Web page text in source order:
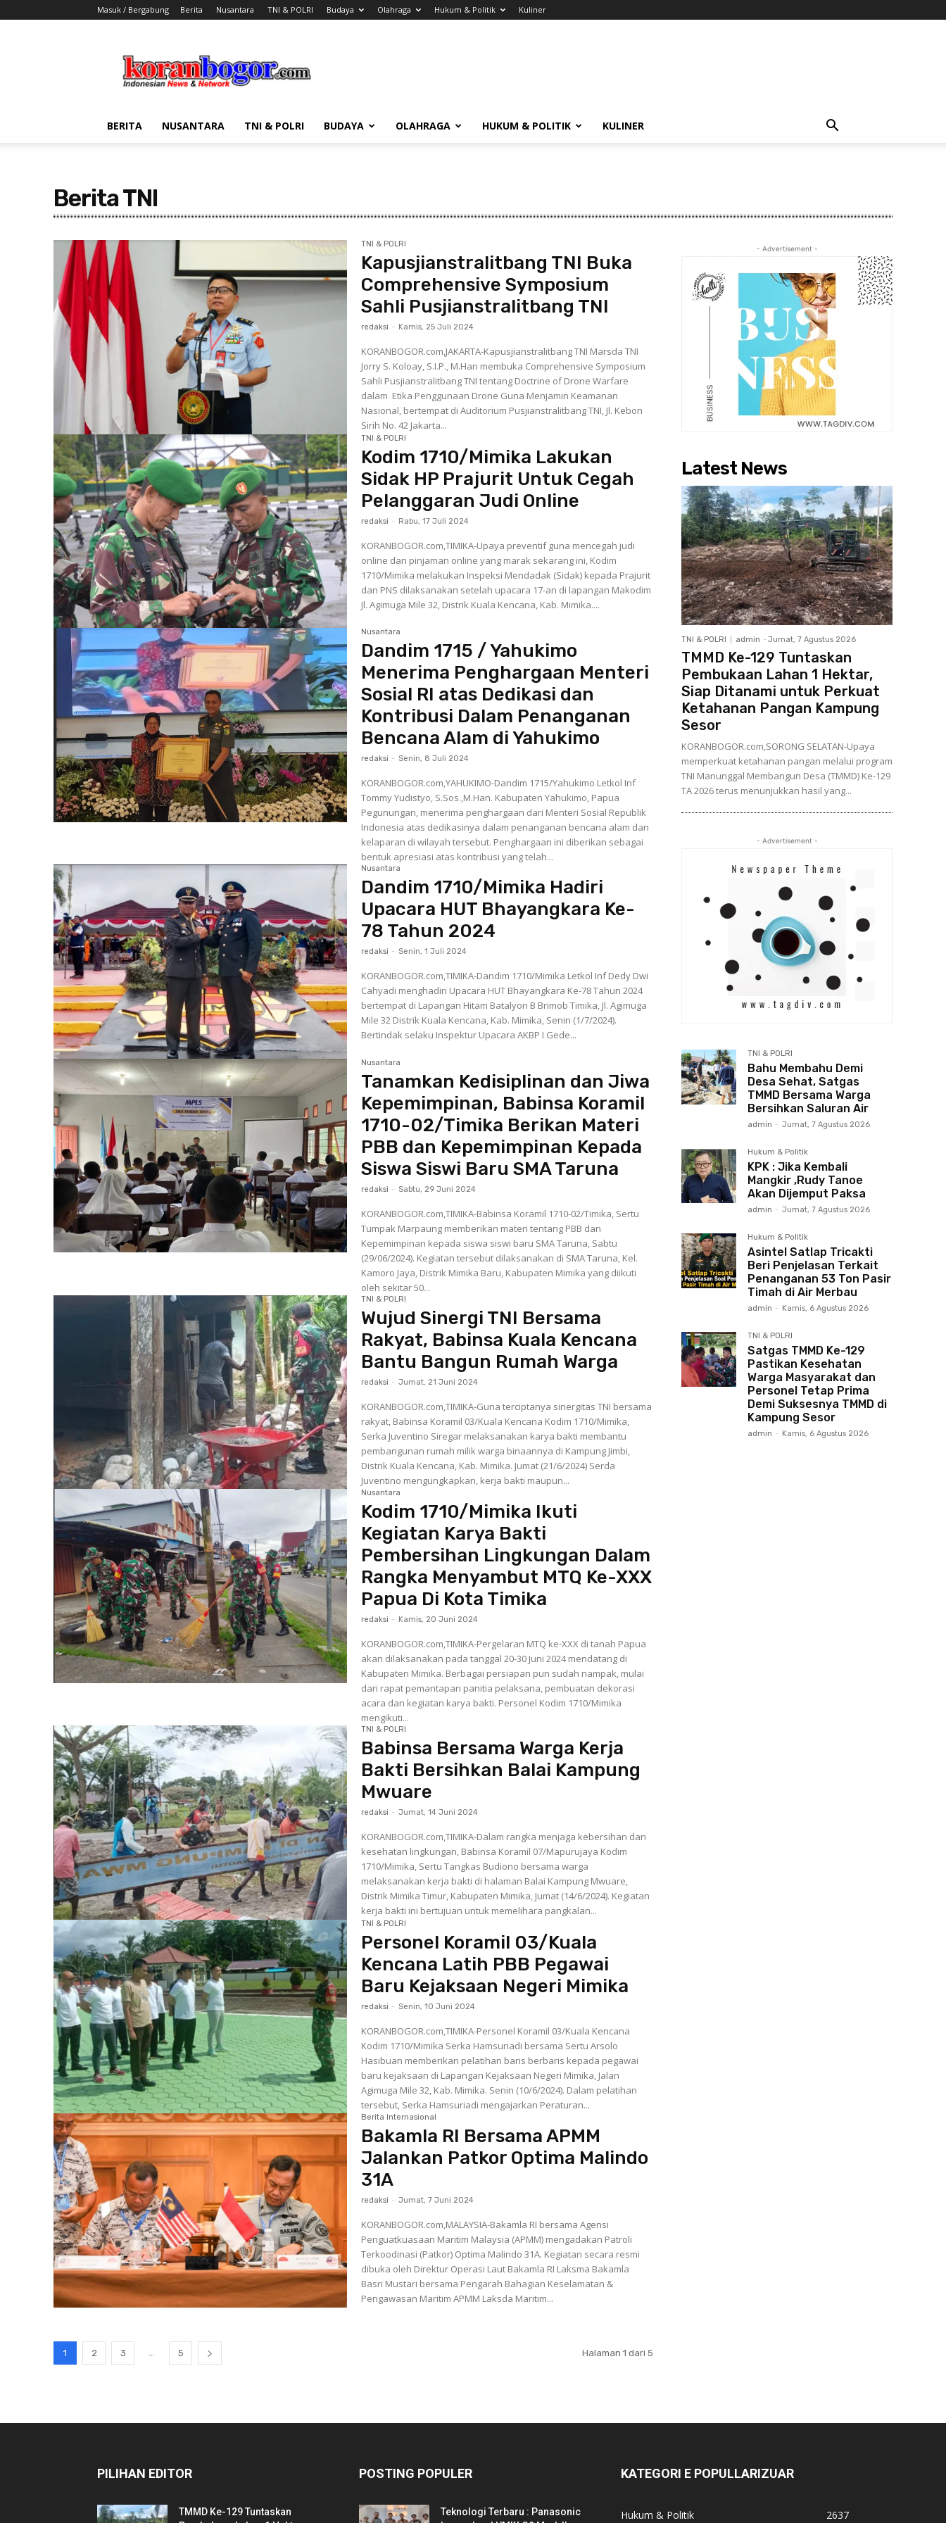
Masuk / Bergabung Berita Nusantara TNI & POLRI Budaya Olahraga Hukum & Politik Kuliner
Bogor
BERITA NUSANTARA TNI & POLRI BUDAYA OLAHRAGA HUKUM & POLITIK KULINER
Berita TNI
TNI & POLRI
Kapusjianstralitbang TNI Buka
Comprehensive Symposium
Sahli Pusjianstralitbang TNI
redaksi - Kamis, 25 Juli 2024
KORANBOGOR.com,JAKARTA-Kapusjianstralitbang TNI Marsda TNI
Jorry S. Koloay, S.I.P., M.Han membuka Comprehensive Symposium
Sahli Pusjianstralitbang TNI tentang Doctrine of Drone Warfare
dalam Etika Penggunaan Drone Guna Menjamin Keamanan
Nasional, bertempat di Auditorium Pusjianstralitbang TNI, Jl. Kebon
Sirih No. 42 Jakarta...
TNI & POLRI
Kodim 1710/Mimika Lakukan
Sidak HP Prajurit Untuk Cegah
Pelanggaran Judi Online
redaksi - Rabu, 17 Juli 2024
KORANBOGOR.com,TIMIKA-Upaya preventif guna mencegah judi
online dan pinjaman online yang marak sekarang ini, Kodim
1710/Mimika melakukan Inspeksi Mendadak (Sidak) kepada Prajurit
dan PNS dilaksanakan setelah upacara 17-an di lapangan Makodim
Jl. Agimuga Mile 32, Distrik Kuala Kencana, Kab. Mimika....
Nusantara
Dandim 1715 / Yahukimo
Menerima Penghargaan Menteri
Sosial RI atas Dedikasi dan
Kontribusi Dalam Penanganan
Bencana Alam di Yahukimo
redaksi - Senin, 8 Juli 2024
KORANBOGOR.com,YAHUKIMO-Dandim 1715/Yahukimo Letkol Inf
Tommy Yudistyo, S.Sos.,M.Han. Kabupaten Yahukimo, Papua
Pegunungan, menerima penghargaan dari Menteri Sosial Republik
Indonesia atas dedikasinya dalam penanganan bencana alam dan
kelaparan di wilayah tersebut. Penghargaan ini diberikan sebagai
bentuk apresiasi atas kontribusi yang telah...
Nusantara
Dandim 1710/Mimika Hadiri
Upacara HUT Bhayangkara Ke-
78 Tahun 2024
redaksi - Senin, 1 Juli 2024
KORANBOGOR.com,TIMIKA-Dandim 1710/Mimika Letkol Inf Dedy Dwi
Cahyadi menghadiri Upacara HUT Bhayangkara Ke-78 Tahun 2024
bertempat di Lapangan Hitam Batalyon B Brimob Timika, Jl. Agimuga
Mile 32 Distrik Kuala Kencana, Kab. Mimika, Senin (1/7/2024).
Bertindak selaku Inspektur Upacara AKBP I Gede...
Nusantara
Tanamkan Kedisiplinan dan Jiwa
Kepemimpinan, Babinsa Koramil
1710-02/Timika Berikan Materi
PBB dan Kepemimpinan Kepada
Siswa Siswi Baru SMA Taruna
redaksi - Sabtu, 29 Juni 2024
KORANBOGOR.com,TIMIKA-Babinsa Koramil 1710-02/Timika, Sertu
Tumpak Marpaung memberikan materi tentang PBB dan
Kepemimpinan kepada siswa siswi baru SMA Taruna, Sabtu
(29/06/2024). Kegiatan tersebut dilaksanakan di SMA Taruna, Kel.
Kamoro Jaya, Distrik Mimika Baru, Kabupaten Mimika yang diikuti
oleh sekitar 50...
TNI & POLRI
Wujud Sinergi TNI Bersama
Rakyat, Babinsa Kuala Kencana
Bantu Bangun Rumah Warga
redaksi - Jumat, 21 Juni 2024
KORANBOGOR.com,TIMIKA-Guna terciptanya sinergitas TNI bersama
rakyat, Babinsa Koramil 03/Kuala Kencana Kodim 1710/Mimika,
Serka Juventino Siregar melaksanakan karya bakti membantu
pembangunan rumah milik warga binaannya di Kampung Jimbi,
Distrik Kuala Kencana, Kab. Mimika. Jumat (21/6/2024) Serda
Juventino mengungkapkan, kerja bakti maupun...
Nusantara
Kodim 1710/Mimika Ikuti
Kegiatan Karya Bakti
Pembersihan Lingkungan Dalam
Rangka Menyambut MTQ Ke-XXX
Papua Di Kota Timika
redaksi - Kamis, 20 Juni 2024
KORANBOGOR.com,TIMIKA-Pergelaran MTQ ke-XXX di tanah Papua
akan dilaksanakan pada tanggal 20-30 Juni 2024 mendatang di
Kabupaten Mimika. Berbagai persiapan pun sudah nampak, mulai
dari rapat pemantapan panitia pelaksana, pembuatan dekorasi
acara dan kegiatan karya bakti. Personel Kodim 1710/Mimika
mengikuti...
TNI & POLRI
Babinsa Bersama Warga Kerja
Bakti Bersihkan Balai Kampung
Mwuare
redaksi - Jumat, 14 Juni 2024
KORANBOGOR.com,TIMIKA-Dalam rangka menjaga kebersihan dan
kesehatan lingkungan, Babinsa Koramil 07/Mapurujaya Kodim
1710/Mimika, Sertu Tangkas Budiono bersama warga
melaksanakan kerja bakti di halaman Balai Kampung Mwuare,
Distrik Mimika Timur, Kabupaten Mimika, Jumat (14/6/2024). Kegiatan
kerja bakti ini bertujuan untuk memelihara pangkalan...
TNI & POLRI
Personel Koramil 03/Kuala
Kencana Latih PBB Pegawai
Baru Kejaksaan Negeri Mimika
redaksi - Senin, 10 Juni 2024
KORANBOGOR.com,TIMIKA-Personel Koramil 03/Kuala Kencana
Kodim 1710/Mimika Serka Hamsuriadi bersama Sertu Arsolo
Hasibuan memberikan pelatihan baris berbaris kepada pegawai
baru kejaksaan di Lapangan Kejaksaan Negeri Mimika, Jalan
Agimuga Mile 32, Kab. Mimika. Senin (10/6/2024). Dalam pelatihan
tersebut, Serka Hamsuriadi mengajarkan Peraturan...
Berita Internasional
Bakamla RI Bersama APMM
Jalankan Patkor Optima Malindo
31A
redaksi - Jumat, 7 Juni 2024
KORANBOGOR.com,MALAYSIA-Bakamla RI bersama Agensi
Penguatkuasaan Maritim Malaysia (APMM) mengadakan Patroli
Terkoodinasi (Patkor) Optima Malindo 31A. Kegiatan secara resmi
dibuka oleh Direktur Operasi Laut Bakamla RI Laksma Bakamla
Basri Mustari bersama Pengarah Bahagian Keselamatan &
Pengawasan Maritim APMM Laksda Maritim...
1 2 3 5 Halaman 1 dari 5
- Advertisement -
Latest News
TNI & POLRI admin - Jumat, 7 Agustus 2026
TMMD Ke-129 Tuntaskan
Pembukaan Lahan 1 Hektar,
Siap Ditanami untuk Perkuat
Ketahanan Pangan Kampung
Sesor
KORANBOGOR.com,SORONG SELATAN-Upaya
memperkuat ketahanan pangan melalui program
TNI Manunggal Membangun Desa (TMMD) Ke-129
TA 2026 terus menunjukkan hasil yang...
- Advertisement -
TNI & POLRI
Bahu Membahu Demi
Desa Sehat, Satgas
TMMD Bersama Warga
Bersihkan Saluran Air
admin - Jumat, 7 Agustus 2026
Hukum & Politik
KPK : Jika Kembali
Mangkir ,Rudy Tanoe
Akan Dijemput Paksa
admin - Jumat, 7 Agustus 2026
Hukum & Politik
Asintel Satlap Tricakti
Beri Penjelasan Terkait
Penanganan 53 Ton Pasir
Timah di Air Merbau
admin - Kamis, 6 Agustus 2026
TNI & POLRI
Satgas TMMD Ke-129
Pastikan Kesehatan
Warga Masyarakat dan
Personel Tetap Prima
Demi Suksesnya TMMD di
Kampung Sesor
admin - Kamis, 6 Agustus 2026
PILIHAN EDITOR
TMMD Ke-129 Tuntaskan
POSTING POPULER
Teknologi Terbaru : Panasonic
KATEGORI E POPULLARIZUAR
Hukum & Politik 2637